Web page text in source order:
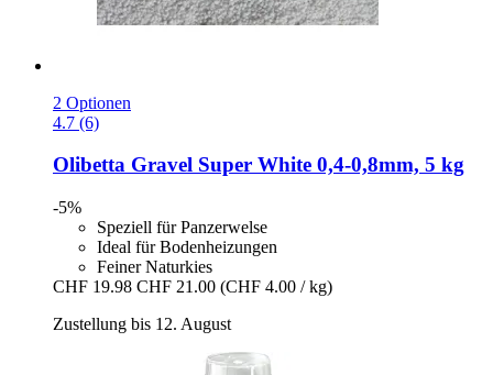
2 Optionen
4.7 (6)
Olibetta Gravel Super White 0,4-​0,8mm, 5 kg
-5%
Speziell für Panzerwelse
Ideal für Bodenheizungen
Feiner Naturkies
CHF 19.98 CHF 21.00 (CHF 4.00 / kg)
Zustellung bis 12. August